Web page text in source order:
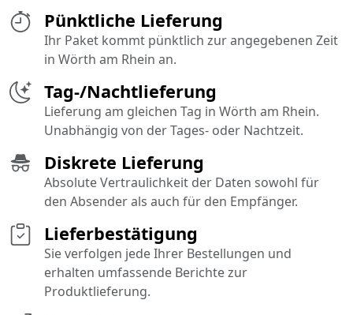
Pünktliche Lieferung
Ihr Paket kommt pünktlich zur angegebenen Zeit
in Wörth am Rhein an.
Diskrete Lieferung
Absolute Vertraulichkeit der Daten sowohl für
den Absender als auch für den Empfänger.
Tag-/Nachtlieferung
Lieferung am gleichen Tag in Wörth am Rhein.
Unabhängig von der Tages- oder Nachtzeit.
Lieferbestätigung
Sie verfolgen jede Ihrer Bestellungen und
erhalten umfassende Berichte zur
Produktlieferung.